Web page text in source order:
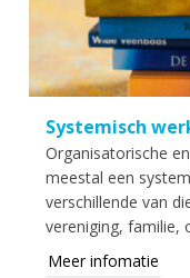
Systemisch
Organisatorische
meestal een
verschillende van
vereniging, familie,
Meer infomatie